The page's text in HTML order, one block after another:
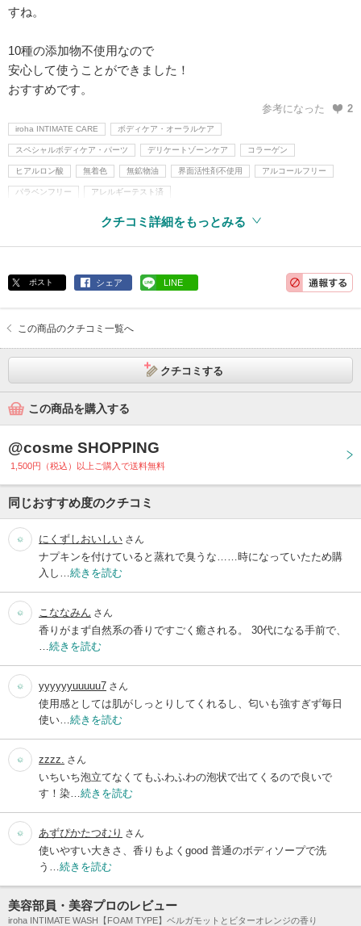
すね。
10種の添加物不使用なので
安心して使うことができました！
おすすめです。
参考になった 2
iroha INTIMATE CARE ボディケア・オーラルケア
スペシャルボディケア・パーツ デリケートゾーンケア コラーゲン
ヒアルロン酸 無着色 無鉱物油 界面活性剤不使用 アルコールフリー
パラベンフリー アレルギーテスト済
クチコミ詳細をもっとみる
ポスト シェア LINE
この商品のクチコミ一覧へ
クチコミする
この商品を購入する
@cosme SHOPPING
1,500円（税込）以上ご購入で送料無料
同じおすすめ度のクチコミ
にくずしおいしい さん
ナプキンを付けていると蒸れで臭うな……時になっていたため購
入し… 続きを読む
こななみん さん
香りがまず自然系の香りですごく癒される。 30代になる手前で、
続きを読む
yyyyyyuuuuu7 さん
使用感としては肌がしっとりしてくれるし、匂いも強すぎず毎日
使い… 続きを読む
zzzz. さん
いちいち泡立てなくてもふわふわの泡状で出てくるので良いで
す！染… 続きを読む
あずぴかたつむり さん
使いやすい大きさ、香りもよくgood 普通のボディソープで洗
う… 続きを読む
美容部員・美容プロのレビュー
iroha INTIMATE WASH【FOAM TYPE】ベルガモットとビターオレンジの香り